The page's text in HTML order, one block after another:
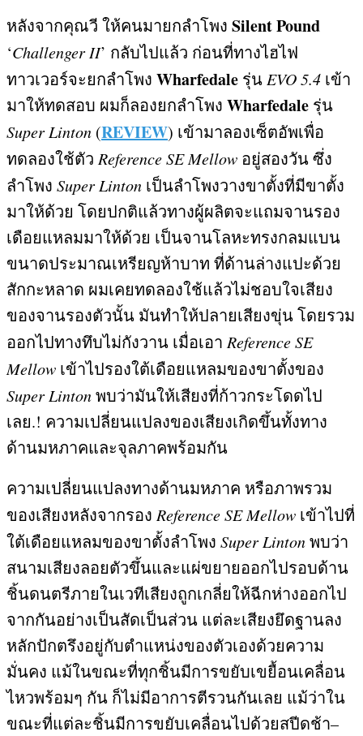
หลังจากคุณวี ให้คนมายกลำโพง Silent Pound
‘Challenger II’ กลับไปแล้ว ก่อนที่ทางไฮไฟ
ทาวเวอร์จะยกลำโพง Wharfedale รุ่น EVO 5.4 เข้า
มาให้ทดสอบ ผมก็ลองยกลำโพง Wharfedale รุ่น
Super Linton (REVIEW) เข้ามาลองเซ็ตอัพเพื่อ
ทดลองใช้ตัว Reference SE Mellow อยู่สองวัน ซึ่ง
ลำโพง Super Linton เป็นลำโพงวางขาตั้งที่มีขาตั้ง
มาให้ด้วย โดยปกติแล้วทางผู้ผลิตจะแถมจานรอง
เดือยแหลมมาให้ด้วย เป็นจานโลหะทรงกลมแบน
ขนาดประมาณเหรียญห้าบาท ที่ด้านล่างแปะด้วย
สักกะหลาด ผมเคยทดลองใช้แล้วไม่ชอบใจเสียง
ของจานรองตัวนั้น มันทำให้ปลายเสียงขุ่น โดยรวม
ออกไปทางทึบไม่กังวาน เมื่อเอา Reference SE
Mellow เข้าไปรองใต้เดือยแหลมของขาตั้งของ
Super Lintonพบว่ามันให้เสียงที่ก้าวกระโดดไป
เลย.! ความเปลี่ยนแปลงของเสียงเกิดขึ้นทั้งทาง
ด้านมหภาคและจุลภาคพร้อมกัน
ความเปลี่ยนแปลงทางด้านมหภาค หรือภาพรวม
ของเสียงหลังจากรอง Reference SE Mellow เข้าไปที่
ใต้เดือยแหลมของขาตั้งลำโพง Super Lintonพบว่า
สนามเสียงลอยตัวขึ้นและแผ่ขยายออกไปรอบด้าน
ชิ้นดนตรีภายในเวทีเสียงถูกเกลี่ยให้ฉีกห่างออกไป
จากกันอย่างเป็นสัดเป็นส่วน แต่ละเสียงยึดฐานลง
หลักปักตรึงอยู่กับตำแหน่งของตัวเองด้วยความ
มั่นคง แม้ในขณะที่ทุกชิ้นมีการขยับเขยื้อนเคลื่อน
ไหวพร้อมๆ กัน ก็ไม่มีอาการตีรวนกันเลย แม้ว่าใน
ขณะที่แต่ละชิ้นมีการขยับเคลื่อนไปด้วยสปีดช้า–